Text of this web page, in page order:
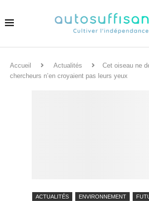
Accueil Actualités
Cet oiseau ne
chercheurs n’en croyaient pas leurs yeux
ACTUALITÉS ENVIRONNEMENT